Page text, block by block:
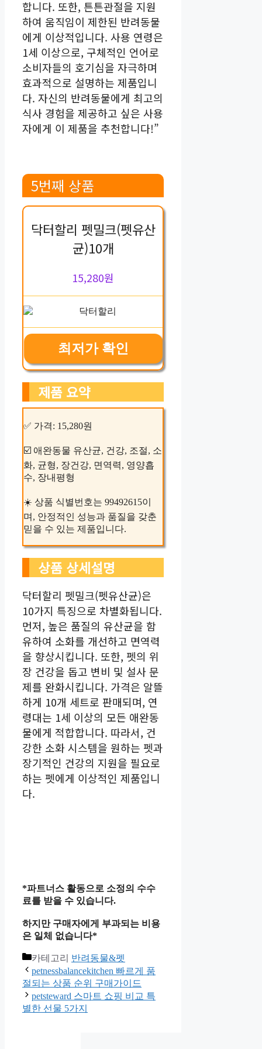
합니다. 또한, 튼튼관절을 지원
하여 움직임이 제한된 반려동물
에게 이상적입니다. 사용 연령은
1세 이상으로, 구체적인 언어로
소비자들의 호기심을 자극하며
효과적으로 설명하는 제품입니
다. 자신의 반려동물에게 최고의
식사 경험을 제공하고 싶은 사용
자에게 이 제품을 추천합니다!”
5번째 상품
닥터할리 펫밀크(펫유산
균)10개
15,280원
최저가 확인
제품 요약
✅ 가격: 15,280원
☑️ 애완동물 유산균, 건강, 조절, 소
화, 균형, 장건강, 면역력, 영양흡
수, 장내평형
☀️ 상품 식별번호는 99492615이
며, 안정적인 성능과 품질을 갖춘
믿을 수 있는 제품입니다.
상품 상세설명
닥터할리 펫밀크(펫유산균)은
10가지 특징으로 차별화됩니다.
먼저, 높은 품질의 유산균을 함
유하여 소화를 개선하고 면역력
을 향상시킵니다. 또한, 펫의 위
장 건강을 돕고 변비 및 설사 문
제를 완화시킵니다. 가격은 알뜰
하게 10개 세트로 판매되며, 연
령대는 1세 이상의 모든 애완동
물에게 적합합니다. 따라서, 건
강한 소화 시스템을 원하는 펫과
장기적인 건강의 지원을 필요로
하는 펫에게 이상적인 제품입니
다.
*파트너스 활동으로 소정의 수수
료를 받을 수 있습니다.
하지만 구매자에게 부과되는 비용
은 일체 없습니다*
카테고리 반려동물&펫
petnessbalancekitchen 빠르게 품
절되는 상품 순위 구매가이드
petsteward 스마트 쇼핑 비교 특
별한 선물 5가지